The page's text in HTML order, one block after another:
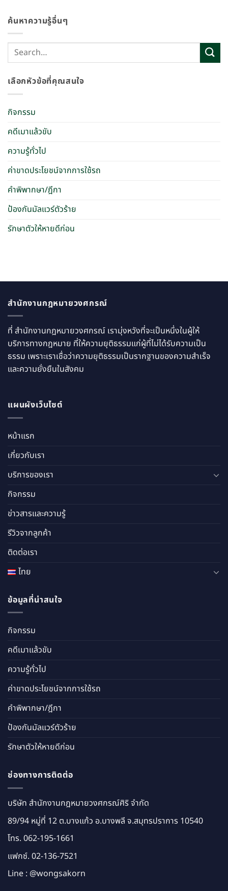
ค้นหาความรู้อื่นๆ
เลือกหัวข้อที่คุณสนใจ
กิจกรรม
คดีเมาแล้วขับ
ความรู้ทั่วไป
ค่าขาดประโยชน์จากการใช้รถ
คำพิพากษา/ฎีกา
ป้องกันมัลแวร์ตัวร้าย
รักษาตัวให้หายดีก่อน
สำนักงานกฎหมายวงศกรณ์
ที่ สำนักงานกฎหมายวงศกรณ์ เรามุ่งหวังที่จะเป็นหนึ่งในผู้ให้
บริการทางกฎหมาย ที่ให้ความยุติธรรมแก่ผู้ที่ไม่ได้รับความเป็น
ธรรม เพราะเราเชื่อว่าความยุติธรรมเป็นรากฐานของความสำเร็จ
และความยั่งยืนในสังคม
แผนผังเว็บไซต์
หน้าแรก
เกี่ยวกับเรา
บริการของเรา
กิจกรรม
ข่าวสารและความรู้
รีวิวจากลูกค้า
ติดต่อเรา
ไทย
ข้อมูลที่น่าสนใจ
กิจกรรม
คดีเมาแล้วขับ
ความรู้ทั่วไป
ค่าขาดประโยชน์จากการใช้รถ
คำพิพากษา/ฎีกา
ป้องกันมัลแวร์ตัวร้าย
รักษาตัวให้หายดีก่อน
ช่องทางการติดต่อ
บริษัท สำนักงานกฎหมายวงศกรณ์ศิริ จำกัด
89/94 หมู่ที่ 12 ต.บางแก้ว อ.บางพลี จ.สมุทรปราการ 10540
โทร. 062-195-1661
แฟกซ์. 02-136-7521
Line : @wongsakorn